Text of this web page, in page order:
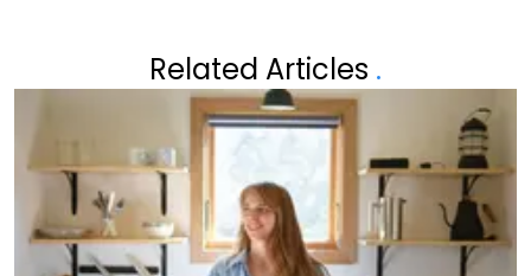
Related Articles .